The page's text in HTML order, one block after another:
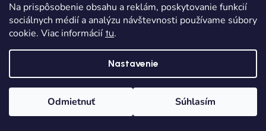
Na prispôsobenie obsahu a reklám, poskytovanie funkcií
sociálnych médií a analýzu návštevnosti používame súbory
cookie. Viac informácií tu.
Nastavenie
Odmietnuť Súhlasím